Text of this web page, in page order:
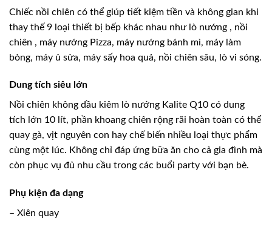
Chiếc nồi chiên có thể giúp tiết kiệm tiền và không gian khi
thay thế 9 loại thiết bị bếp khác nhau như lò nướng , nồi
chiên , máy nướng Pizza, máy nướng bánh mì, máy làm
bỏng, máy ủ sửa, máy sấy hoa quả, nồi chiên sâu, lò vi sóng.
Dung tích siêu lớn
Nồi chiên không dầu kiêm lò nướng Kalite Q10 có dung
tích lớn 10 lít, phần khoang chiên rộng rãi hoàn toàn có thể
quay gà, vịt nguyên con hay chế biến nhiều loại thực phẩm
cùng một lúc. Không chỉ đáp ứng bữa ăn cho cả gia đình mà
còn phục vụ đủ nhu cầu trong các buổi party với bạn bè.
Phụ kiện đa dạng
– Xiên quay